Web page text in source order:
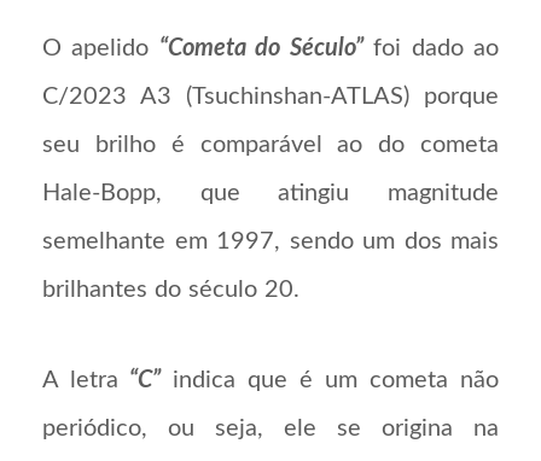
O apelido “Cometa do Século” foi dado ao
C/2023 A3 (Tsuchinshan-ATLAS) porque
seu brilho é comparável ao do cometa
Hale-Bopp, que atingiu magnitude
semelhante em 1997, sendo um dos mais
brilhantes do século 20.
A letra “C”indica que é um cometa não
periódico, ou seja, ele se origina na